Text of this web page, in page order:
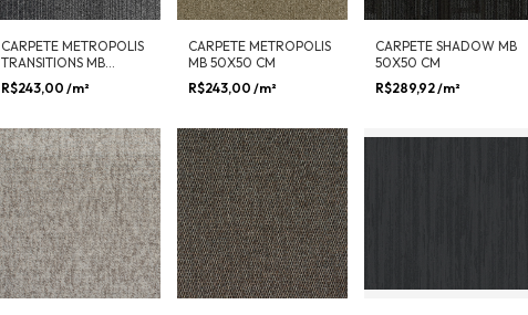
CARPETE METROPOLIS
TRANSITIONS MB
50X50 CM
R$243,00 /m²
CARPETE METROPOLIS
MB 50X50 CM
R$243,00 /m²
CARPETE SHADOW MB
50X50 CM
R$289,92/m²